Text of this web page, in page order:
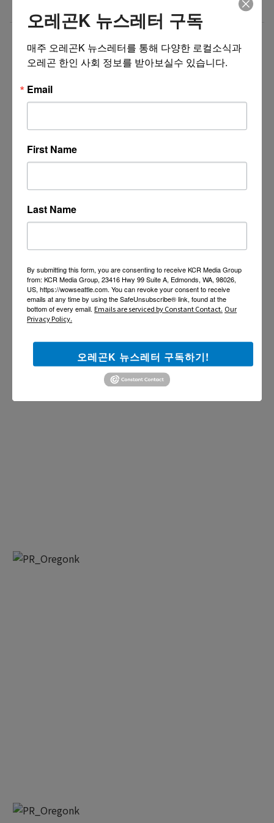
07/31/26
오레곤K 뉴스레터 구독
매주 오레곤K 뉴스레터를 통해 다양한 로컬소식과
오레곤 한인 사회 정보를 받아보실수 있습니다.
Email
First Name
Last Name
By submitting this form, you are consenting to receive KCR Media Group
from: KCR Media Group, 23416 Hwy 99 Suite A, Edmonds, WA, 98026,
US, https://wowseattle.com. You can revoke your consent to receive
emails at any time by using the SafeUnsubscribe® link, found at the
bottom of every email. Emails are serviced by Constant Contact. Our
Privacy Policy.
오레곤K 뉴스레터 구독하기!